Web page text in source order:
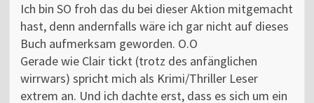
Ich bin SO froh das du bei dieser Aktion mitgemacht
hast, denn andernfalls wäre ich gar nicht auf dieses
Buch aufmerksam geworden. O.O
Gerade wie Clair tickt (trotz des anfänglichen
wirrwars) spricht mich als Krimi/Thriller Leser
extrem an. Und ich dachte erst, dass es sich um ein